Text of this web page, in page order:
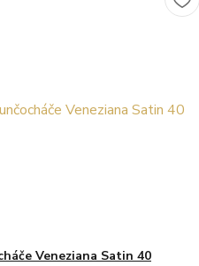
Veneziana Satin 40